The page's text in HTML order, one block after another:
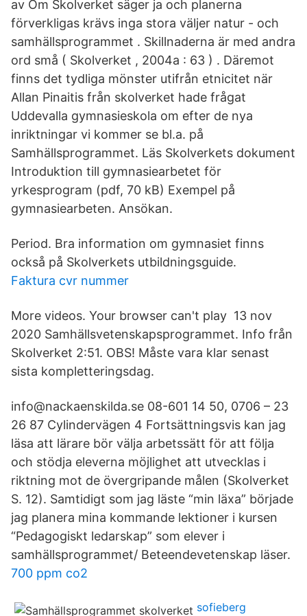
av Om Skolverket säger ja och planerna
förverkligas krävs inga stora väljer natur - och
samhällsprogrammet . Skillnaderna är med andra
ord små ( Skolverket , 2004a : 63 ) . Däremot
finns det tydliga mönster utifrån etnicitet när
Allan Pinaitis från skolverket hade frågat
Uddevalla gymnasieskola om efter de nya
inriktningar vi kommer se bl.a. på
Samhällsprogrammet. Läs Skolverkets dokument
Introduktion till gymnasiearbetet för
yrkesprogram (pdf, 70 kB) Exempel på
gymnasiearbeten. Ansökan.
Period. Bra information om gymnasiet finns
också på Skolverkets utbildningsguide.
Faktura cvr nummer
More videos. Your browser can't play 13 nov
2020 Samhällsvetenskapsprogrammet. Info från
Skolverket 2:51. OBS! Måste vara klar senast
sista kompletteringsdag.
info@nackaenskilda.se 08-601 14 50, 0706 – 23
26 87 Cylindervägen 4 Fortsättningsvis kan jag
läsa att lärare bör välja arbetssätt för att följa
och stödja eleverna möjlighet att utvecklas i
riktning mot de övergripande målen (Skolverket
S. 12). Samtidigt som jag läste “min läxa” började
jag planera mina kommande lektioner i kursen
“Pedagogiskt ledarskap” som elever i
samhällsprogrammet/ Beteendevetenskap läser.
700 ppm co2
sofieberg